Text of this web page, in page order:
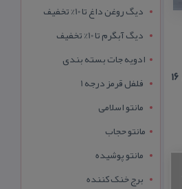
این هتل آپارتمان با وسعت بیش از ۳۰۰۰ متر زیر بنا با فاصله كمی تا حرم مطهر در خیبان امام رضا واقع شده است و دارای ۴۰ واحد شامل ۱۶
دیگ روغن داغ تا 10% تخفیف
دیگ آبگرم تا 10% تخفیف
ادویه جات بسته بندی
فلفل قرمز درجه 1
مانتو اسلامی
مانتو حجاب
مانتو پوشیده
برج خنک کننده